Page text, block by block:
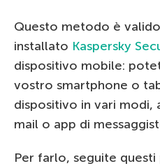
Questo metodo è
installato Kaspersky
dispositivo mobile:
vostro smartphone o
dispositivo in vari modi,
mail o app di
Per farlo, seguite questi